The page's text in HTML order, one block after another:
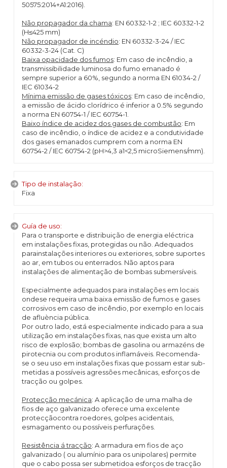
50575:2014+A1:2016).
Não propagador da chama: EN 60332-1-2 ; IEC 60332-1-2
(H≤425 mm)
Não propagador de incéndio: EN 60332-3-24 / IEC
60332-3-24 (Cat. C)
Baixa opacidade dos fumos: Em caso de incêndio, a
transmissibilidade luminosa do fumo emanado é
sempre superior a 60%, segundo a norma EN 61034-2 /
IEC 61034-2
Mínima emissão de gases tóxicos: Em caso de incêndio,
a emissão de ácido clorídrico é inferior a 0.5% segundo
a norma EN 60754-1 / IEC 60754-1.
Baixo índice de acidez dos gases de combustão: Em
caso de incêndio, o índice de acidez e a condutividade
dos gases emanados cumprem com a norma EN
60754-2 / IEC 60754-2 (pH>4,3 a1<2,5 microSiemens/mm).
Tipo de instalação:
Fixa
Guía de uso:
Para o transporte e distribuição de energia eléctrica
em instalações fixas, protegidas ou não. Adequados
parainstalações interiores ou exteriores, sobre suportes
ao ar, em tubos ou enterrados. Não aptos para
instalações de alimentação de bombas submersíveis.
Especialmente adequados para instalações em locais
ondese requeira uma baixa emissão de fumos e gases
corrosivos em caso de incêndio, por exemplo en locais
de afluència pública.
Por outro lado, está especialmente indicado para a sua
utilização em instalações fixas, nas que exista um alto
risco de explosão; bombas de gasolina ou armazéns de
pirotecnia ou com produtos inflamáveis. Recomenda-
se o seu uso em instalações fixas que possam estar sub-
metidas a possíveis agressões mecânicas, esforços de
tracção ou golpes.
Protecção mecánica: A aplicação de uma malha de
fios de aço galvanizado oferece uma excelente
protecçãocontra roedores, golpes acidentais,
esmagamento ou possíveis perfurações.
Resistência á tracção: A armadura em fios de aço
galvanizado ( ou alumínio para os unipolares) permite
que o cabo possa ser submetidoa esforços de tracção